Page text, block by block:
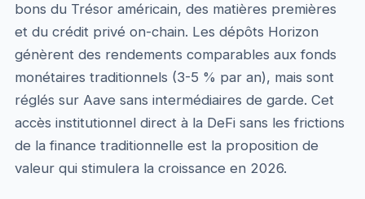
bons du Trésor américain, des matières premières
et du crédit privé on-chain. Les dépôts Horizon
génèrent des rendements comparables aux fonds
monétaires traditionnels (3-5 % par an), mais sont
réglés sur Aave sans intermédiaires de garde. Cet
accès institutionnel direct à la DeFi sans les frictions
de la finance traditionnelle est la proposition de
valeur qui stimulera la croissance en 2026.